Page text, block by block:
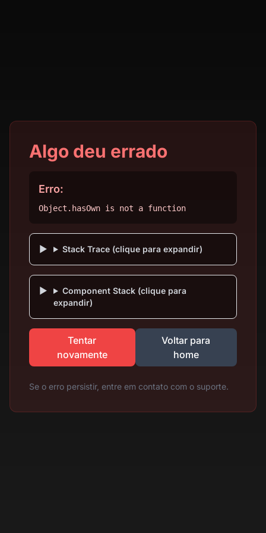
Algo deu errado
Erro:
Object.hasOwn is not a function
Stack Trace (clique para expandir)
Component Stack (clique para
expandir)
Tentar
novamente
Voltar para
home
Se o erro persistir, entre em contato com o suporte.